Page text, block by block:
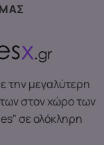
την μεγαλύτερη
στον χώρο των
σε ολόκληρη